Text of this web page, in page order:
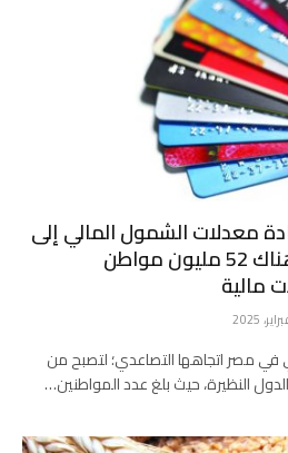
معدلات الشمول المالي إلى
74.8% بنهاية 2024 ؟..هناك 52 مليون مواطن
مالية
مصر اتجاهها التصاعدي؛ لتصبح من
النظيرة، حيث بلغ عدد المواطنين…